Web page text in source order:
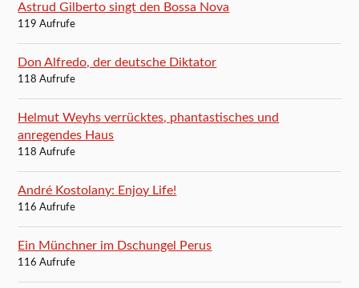
Astrud Gilberto singt den Bossa Nova
119 Aufrufe
Don Alfredo, der deutsche Diktator
118 Aufrufe
Helmut Weyhs verrücktes, phantastisches und
anregendes Haus
118 Aufrufe
André Kostolany: Enjoy Life!
116 Aufrufe
Ein Münchner im Dschungel Perus
116 Aufrufe